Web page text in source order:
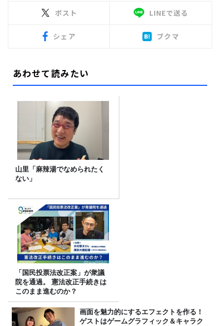
ポスト LINEで送る
シェア ブクマ
あわせて読みたい
山里「麻辣湯でなめられたく
ない」
「国民投票法改正案」が衆議
院を通過。 憲法改正手続きは
このまま進むのか？
画面を魅力的にするエフェクトを作る！
ゲストはゲームグラフィック＆キャラク